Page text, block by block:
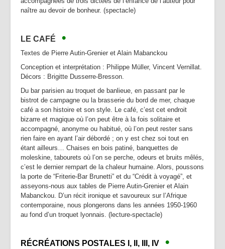
naître au devoir de bonheur. (spectacle)
LE CAFÉ •
Textes de Pierre Autin-Grenier et Alain Mabanckou
Conception et interprétation : Philippe Müller, Vincent Vernillat.
Décors : Brigitte Dusserre-Bresson.
Du bar parisien au troquet de banlieue, en passant par le
bistrot de campagne ou la brasserie du bord de mer, chaque
café a son histoire et son style. Le café, c’est cet endroit
bizarre et magique où l’on peut être à la fois solitaire et
accompagné, anonyme ou habitué, où l’on peut rester sans
rien faire en ayant l’air débordé ; on y est chez soi tout en
étant ailleurs… Chaises en bois patiné, banquettes de
moleskine, tabourets où l’on se perche, odeurs et bruits mêlés,
c’est le dernier rempart de la chaleur humaine. Alors, poussons
la porte de “Friterie-Bar Brunetti” et du “Crédit à voyagé”, et
asseyons-nous aux tables de Pierre Autin-Grenier et Alain
Mabanckou. D’un récit ironique et savoureux sur l’Afrique
contemporaine, nous plongerons dans les années 1950-1960
au fond d’un troquet lyonnais. (lecture-spectacle)
R ÉCRÉATIONS POSTALES I, II, III, IV •